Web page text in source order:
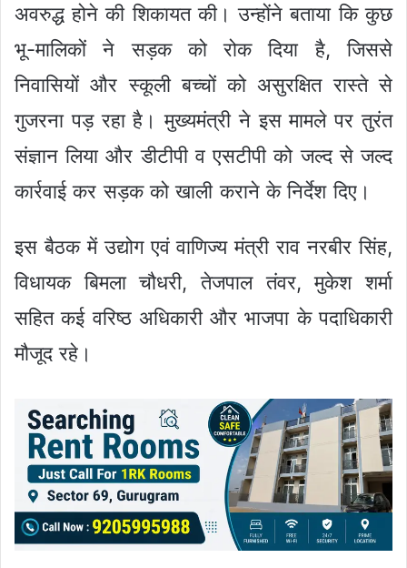
अवरुद्ध होने की शिकायत की। उन्होंने बताया कि कुछ
भू-मालिकों ने सड़क को रोक दिया है, जिससे
निवासियों और स्कूली बच्चों को असुरक्षित रास्ते से
गुजरना पड़ रहा है। मुख्यमंत्री ने इस मामले पर तुरंत
संज्ञान लिया और डीटीपी व एसटीपी को जल्द से जल्द
कार्रवाई कर सड़क को खाली कराने के निर्देश दिए।
इस बैठक में उद्योग एवं वाणिज्य मंत्री राव नरबीर सिंह,
विधायक बिमला चौधरी, तेजपाल तंवर, मुकेश शर्मा
सहित कई वरिष्ठ अधिकारी और भाजपा के पदाधिकारी
मौजूद रहे।